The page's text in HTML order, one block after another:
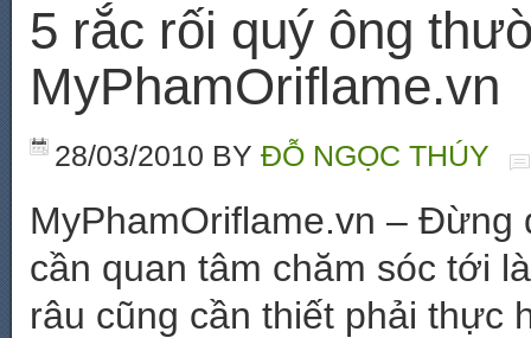
5 rắc rối quý ông
MyPhamOriflame.vn
28/03/2010 BY ĐỖ NGỌC THÚY
MyPhamOriflame.vn –
cần quan tâm chăm sóc tới
râu cũng cần thiết phải thực